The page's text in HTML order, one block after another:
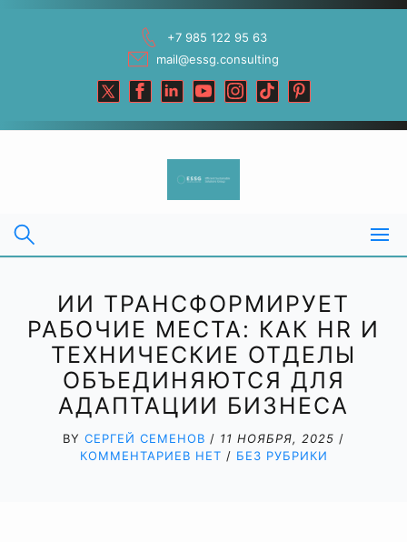
+7 985 122 95 63
mail@essg.consulting
ИИ ТРАНСФОРМИРУЕТ
РАБОЧИЕ МЕСТА: КАК HR И
ТЕХНИЧЕСКИЕ ОТДЕЛЫ
ОБЪЕДИНЯЮТСЯ ДЛЯ
АДАПТАЦИИ БИЗНЕСА
BY СЕРГЕЙ СЕМЕНОВ / 11 НОЯБРЯ, 2025 /
КОММЕНТАРИЕВ НЕТ / БЕЗ РУБРИКИ